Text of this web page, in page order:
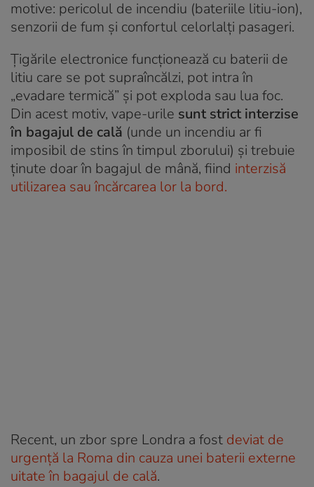
motive: pericolul de incendiu (bateriile litiu-ion),
senzorii de fum și confortul celorlalți pasageri.
Țigările electronice funcționează cu baterii de
litiu care se pot supraîncălzi, pot intra în
„evadare termică” și pot exploda sau lua foc.
Din acest motiv, vape-urile sunt strict interzise
în bagajul de cală (unde un incendiu ar fi
imposibil de stins în timpul zborului) și trebuie
ținute doar în bagajul de mână, fiind interzisă
utilizarea sau încărcarea lor la bord.
Recent, un zbor spre Londra a fost deviat de
urgență la Roma din cauza unei baterii externe
uitate în bagajul de cală.